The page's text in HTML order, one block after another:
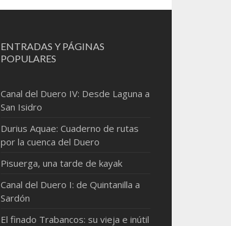
ENTRADAS Y PÁGINAS
POPULARES
Canal del Duero IV: Desde Laguna a
San Isidro
Durius Aquae: Cuaderno de rutas
por la cuenca del Duero
Pisuerga, una tarde de kayak
Canal del Duero I: de Quintanilla a
Sardón
El finado Trabancos: su vieja e inútil